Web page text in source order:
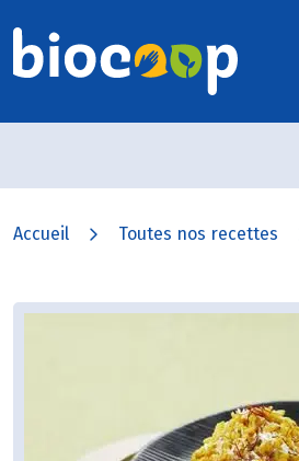
Accueil Toutes nos recettes